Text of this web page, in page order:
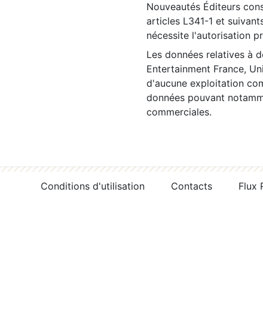
Nouveautés Éditeurs
articles L341-1 et
nécessite l'autorisation
Les données relatives à
Entertainment France,
d'aucune exploitation
données pouvant
commerciales.
Conditions d'utilisation Contacts Flux